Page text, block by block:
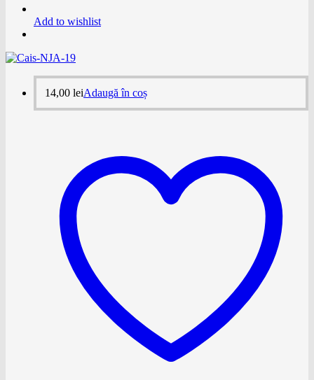
Add to wishlist
14,00 leiAdaugă în coș